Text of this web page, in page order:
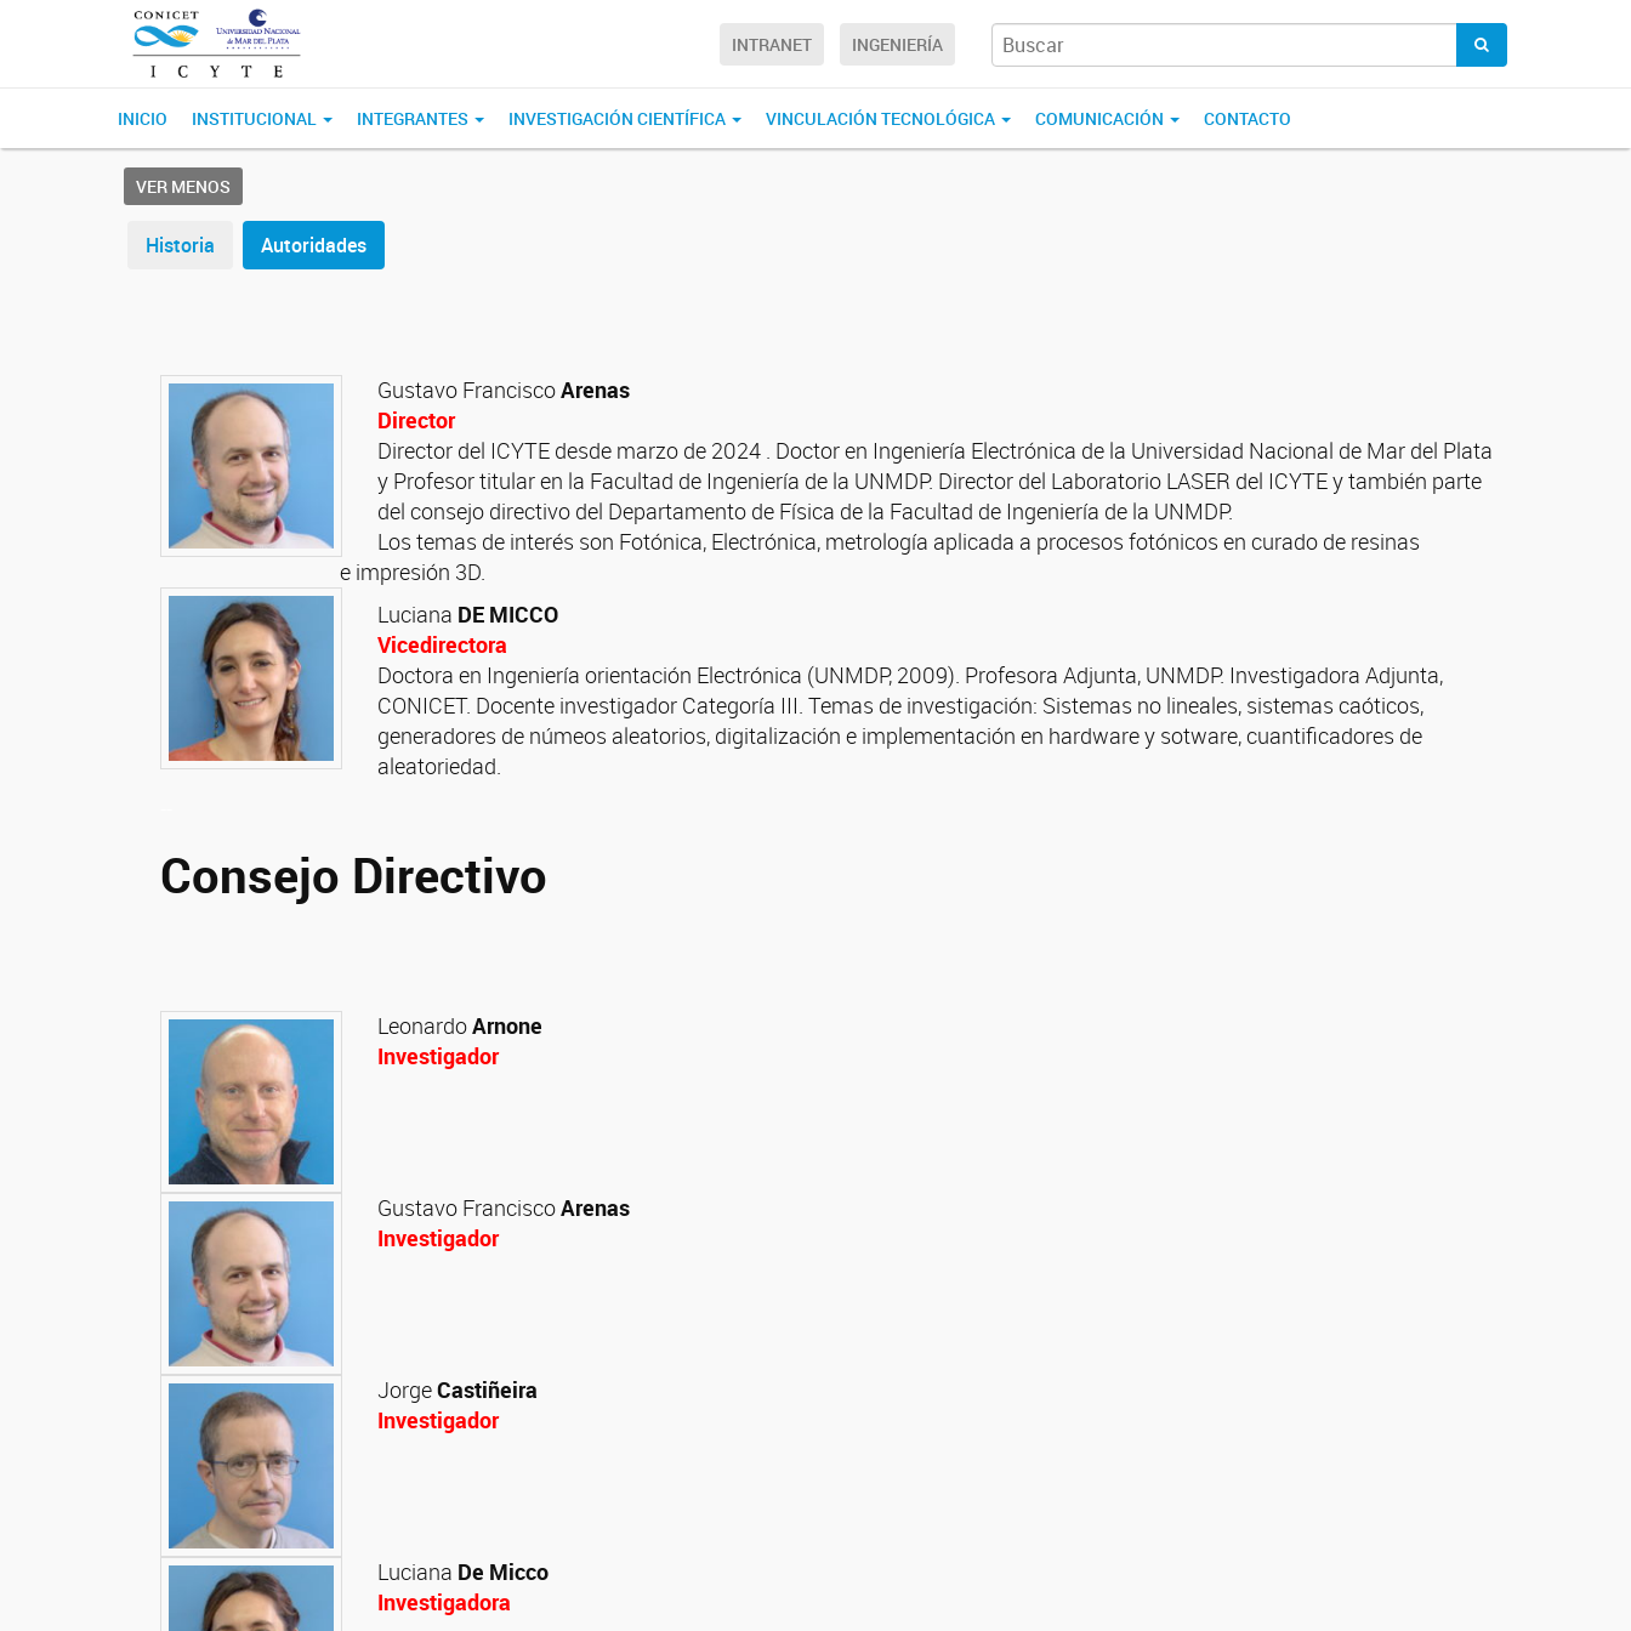
INTRANET INGENIERÍA
INICIO INSTITUCIONAL INTEGRANTES INVESTIGACIÓN CIENTÍFICA VINCULACIÓN TECNOLÓGICA COMUNICACIÓN CONTACTO
VER MENOS
Historia Autoridades
Gustavo FranciscoArenas
Director
Director del ICYTE desde marzo de 2024 . Doctor en Ingeniería Electrónica de la Universidad Nacional de Mar del Plata
y Profesor titular en la Facultad de Ingeniería de la UNMDP. Director del Laboratorio LASER del ICYTE y también parte
del consejo directivo del Departamento de Física de la Facultad de Ingeniería de la UNMDP.
Los temas de interés son Fotónica, Electrónica, metrología aplicada a procesos fotónicos en curado de resinas
e impresión 3D.
Luciana DE MICCO
Vicedirectora
Doctora en Ingeniería orientación Electrónica (UNMDP, 2009). Profesora Adjunta, UNMDP. Investigadora Adjunta,
CONICET. Docente investigador Categoría III. Temas de investigación: Sistemas no lineales, sistemas caóticos,
generadores de númeos aleatorios, digitalización e implementación en hardware y sotware, cuantificadores de
aleatoriedad.
Consejo Directivo
LeonardoArnone
Investigador
Gustavo FranciscoArenas
Investigador
JorgeCastiñeira
Investigador
Luciana De Micco
Investigadora